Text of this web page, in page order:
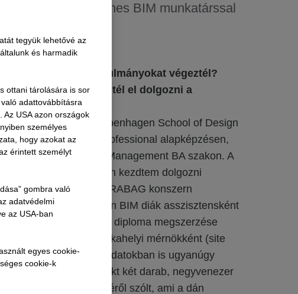
Szabó Ágnes BIM munkatárssal
be! Milyen tanulmányokat végeztél?
pozícióban kezdtél el dolgozni a
végeztem a Copenhagen School of Design
3,5 éves professional alapképzésen,
and Construction Management BA szakon. A
szakmai gyakorlaton kezdtem dolgozni
A/S-nél, ami a STRABAG konszern
tartozik. Kezdetben BIM diák asszisztensként
dolgoztam, majd a diploma megszerzése
állást szereztem munkahelyi mérnökként (site
a BIM-es feladatokban is ugyanúgy
emlékszem, az a projekt két darab, negyvenezer
toronyház építéséről szólt, ami a dán
tegyük lehetővé az
és harmadik
ottani tárolására is sor
adattovábbításra
USA azon országok
személyes
hogy azokat az
érintett személyt
gombra való
adatvédelmi
az USA-ban
egyes cookie-
cookie-k